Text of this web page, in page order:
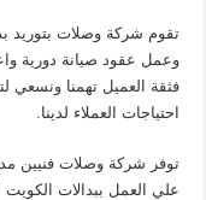
تقوم شركة وصلات بتوريد
وعمل عقود صيانة دورية
فثقة العميل تهمنا ونسعي
احتياجات العملاء لدينا.
توفر شركة وصلات فنيين
علي العمل ببدالات الكويت